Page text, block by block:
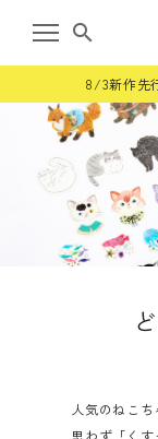
search
8/3新作先
ようこそ ゲスト 様
ログイン
ロールステッカー
人気のねこ
思わず「く